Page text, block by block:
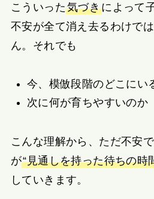
こういった気づきによって
不安が全て消え去るわけで
ん。それでも
今、模倣段階のどこにい
次に何が育ちやすいのか
こんな理解から、ただ不安
が“見通しを持った待ちの時
していきます。